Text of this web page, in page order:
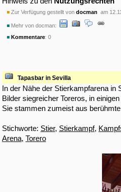
Zur Verfügung gestellt von docman am
Mehr von docman:
Kommentare: 0
Tapasbar in Sevilla
In der Nähe der Stierkampfarena in
Bilder siegreicher Toreros, in
Sie stammen zumeist aus
Stichworte: Stier, Stierkampf,
Arena, Torero